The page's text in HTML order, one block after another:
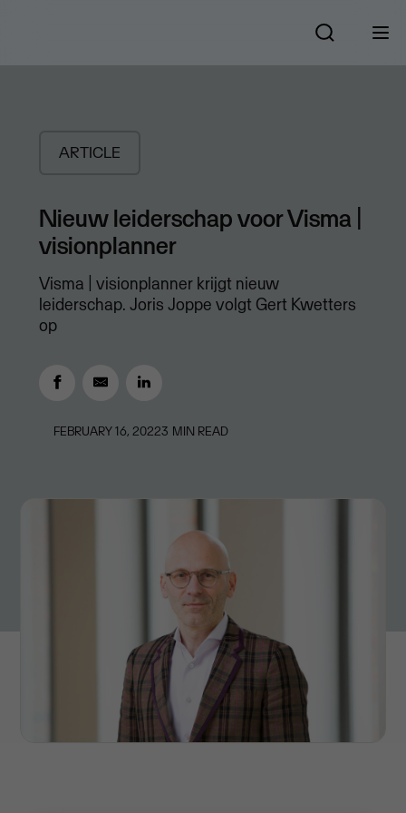
ARTICLE
Nieuw leiderschap voor Visma |
visionplanner
Visma | visionplanner krijgt nieuw
leiderschap. Joris Joppe volgt Gert Kwetters
op
FEBRUARY 16, 20223 MIN READ